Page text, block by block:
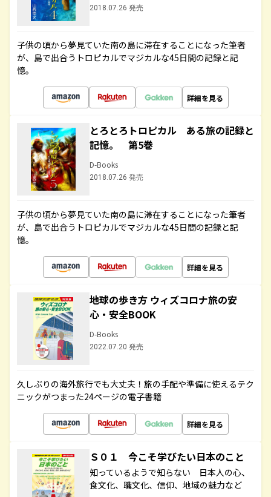
2018.07.26 発売
子供の頃から夢見ていた南の島に滞在することになった筆者
が、島で出合うトロピカルでマジカルな45日間の記録と記
憶。
詳細を見る
とろとろトロピカル ある旅の記録と
記憶。 第5巻
D-Books
2018.07.26 発売
子供の頃から夢見ていた南の島に滞在することになった筆者
が、島で出合うトロピカルでマジカルな45日間の記録と記
憶。
詳細を見る
地球の歩き方 ウィズコロナ旅の安
心・安全BOOK
D-Books
2022.07.20 発売
久しぶりの海外旅行でも大丈夫！旅の手配や準備に使えるテク
ニックがつまった24ページの電子書籍
詳細を見る
Ｓ０１ 今こそ学びたい日本のこと
知っているようで知らない 日本人の心、
食文化、職文化、信仰、地域の魅力など